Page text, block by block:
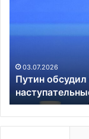
России
03.07.2026
Путин